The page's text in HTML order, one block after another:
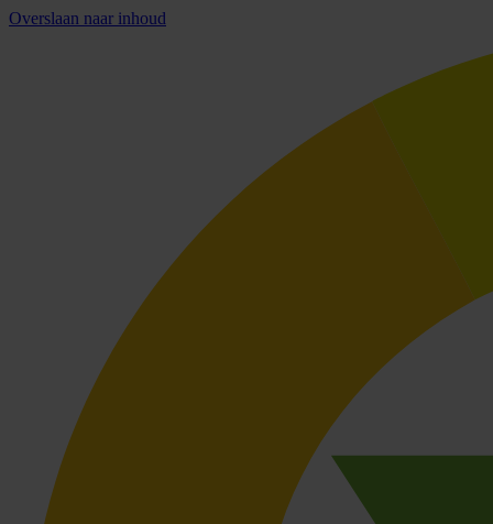
Overslaan naar inhoud